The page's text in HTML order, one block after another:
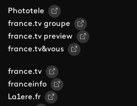
Phototele
france.tv groupe
france.tv preview
france.tv&vous
france.tv
franceinfo
La1ere.fr